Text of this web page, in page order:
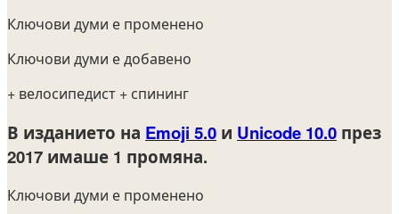
Ключови думи е променено
Ключови думи е добавено
+ велосипедист + спининг
В изданието на Emoji 5.0 и Unicode 10.0 през
2017 имаше 1 промяна.
Ключови думи е променено